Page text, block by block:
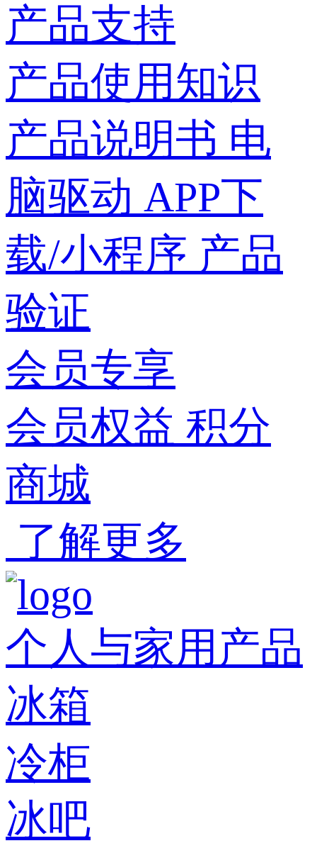
产品支持
产品使用知识
产品说明书 电
脑驱动 APP下
载/小程序 产品
验证
会员专享
会员权益 积分
商城
了解更多
个人与家用产品
冰箱
冷柜
冰吧